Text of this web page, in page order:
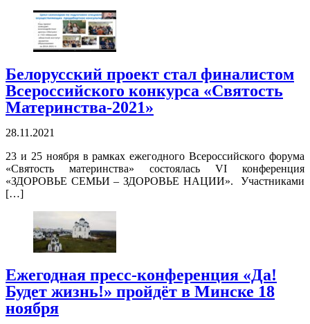
Белорусский проект стал финалистом
Всероссийского конкурса «Святость
Материнства-2021»
28.11.2021
23 и 25 ноября в рамках ежегодного Всероссийского форума
«Святость материнства» состоялась VI конференция
«ЗДОРОВЬЕ СЕМЬИ – ЗДОРОВЬЕ НАЦИИ». Участниками
[…]
Ежегодная пресс-конференция «Да!
Будет жизнь!» пройдёт в Минске 18
ноября